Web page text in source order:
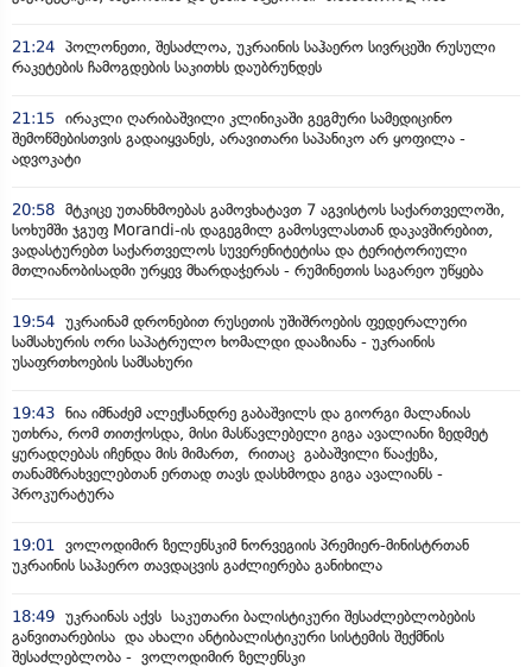
21:24 პოლონეთი, შესაძლოა, უკრაინის საჰაერო სივრცეში რუსული
რაკეტების ჩამოგდების საკითხს დაუბრუნდეს
21:15 ირაკლი ღარიბაშვილი კლინიკაში გეგმური სამედიცინო
შემოწმებისთვის გადაიყვანეს, არავითარი საპანიკო არ ყოფილა -
ადვოკატი
20:58 მტკიცე უთანხმოებას გამოვხატავთ 7 აგვისტოს საქართველოში,
სოხუმში ჯგუფ Morandi-ის დაგეგმილ გამოსვლასთან დაკავშირებით,
ვადასტურებთ საქართველოს სუვერენიტეტისა და ტერიტორიული
მთლიანობისადმი ურყევ მხარდაჭერას - რუმინეთის საგარეო უწყება
19:54 უკრაინამ დრონებით რუსეთის უშიშროების ფედერალური
სამსახურის ორი საპატრულო ხომალდი დააზიანა - უკრაინის
უსაფრთხოების სამსახური
19:43 ნია იმნაძემ ალექსანდრე გაბაშვილს და გიორგი მალანიას
უთხრა, რომ თითქოსდა, მისი მასწავლებელი გიგა ავალიანი ზედმეტ
ყურადღებას იჩენდა მის მიმართ, რითაც გაბაშვილი წააქეზა,
თანამზრახველებთან ერთად თავს დასხმოდა გიგა ავალიანს -
პროკურატურა
19:01
ვოლოდიმირ ზელენსკიმ ნორვეგიის პრემიერ-მინისტრთან
უკრაინის საჰაერო თავდაცვის გაძლიერება განიხილა
18:49 უკრაინას აქვს საკუთარი ბალისტიკური შესაძლებლობების
განვითარებისა და ახალი ანტიბალისტიკური სისტემის შექმნის
შესაძლებლობა - ვოლოდიმირ ზელენსკი